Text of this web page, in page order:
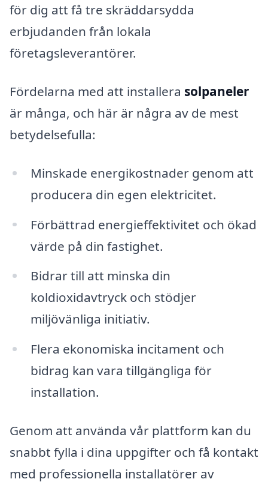
för dig att få tre skräddarsydda
erbjudanden från lokala
företagsleverantörer.
Fördelarna med att installera solpaneler
är många, och här är några av de mest
betydelsefulla:
Minskade energikostnader genom att
producera din egen elektricitet.
Förbättrad energieffektivitet och ökad
värde på din fastighet.
Bidrar till att minska din
koldioxidavtryck och stödjer
miljövänliga initiativ.
Flera ekonomiska incitament och
bidrag kan vara tillgängliga för
installation.
Genom att använda vår plattform kan du
snabbt fylla i dina uppgifter och få kontakt
med professionella installatörer av